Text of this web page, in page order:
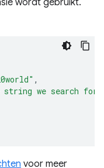
wordt gebruikt.
,
string we search for.
voor meer